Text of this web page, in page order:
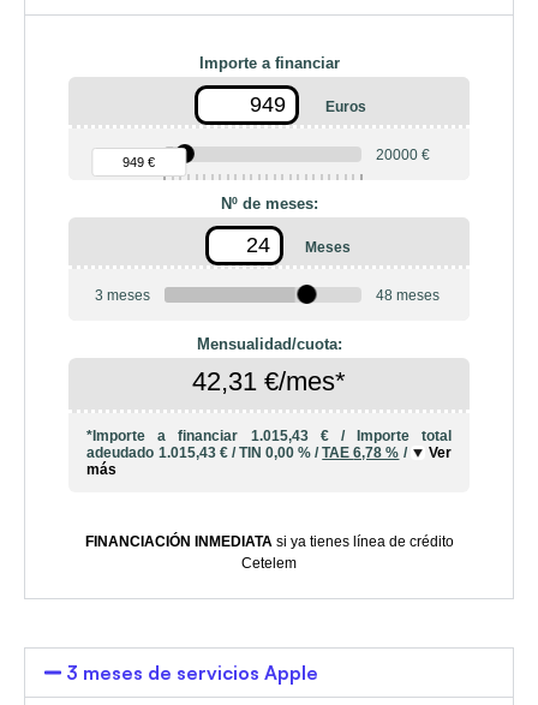
Importe a financiar
Euros
90 €
949 € 20000 €
Nº de meses:
Meses
3 meses 48 meses
Mensualidad/cuota:
42,31 €/mes*
*Importe a financiar 1.015,43 € /
Importe total
adeudado 1.015,43 €/TIN 0,00 % /TAE6,78 % /
Ver
más
FINANCIACIÓN INMEDIATAsi ya tienes línea de crédito
Cetelem
3 meses de servicios Apple